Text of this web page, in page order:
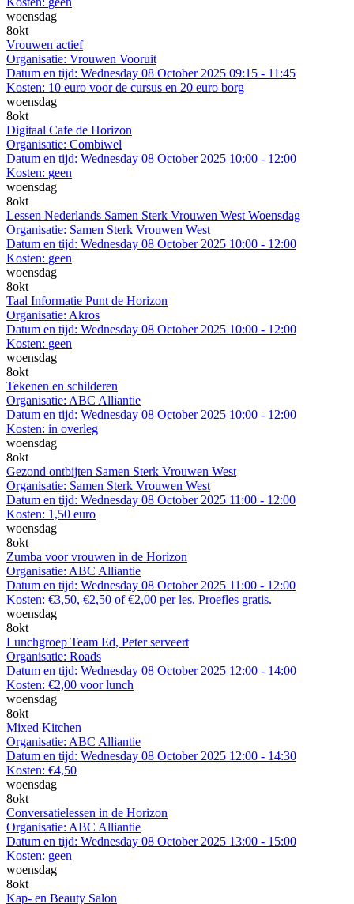
woensdag
8okt
Vrouwen actief
Organisatie: Vrouwen Vooruit
Datum en tijd: Wednesday 08 October 2025 09:15 - 11:45
Kosten: 10 euro voor de cursus en 20 euro borg
woensdag
8okt
Digitaal Cafe de Horizon
Organisatie: Combiwel
Datum en tijd: Wednesday 08 October 2025 10:00 - 12:00
Kosten: geen
woensdag
8okt
Lessen Nederlands Samen Sterk Vrouwen West Woensdag
Organisatie: Samen Sterk Vrouwen West
Datum en tijd: Wednesday 08 October 2025 10:00 - 12:00
Kosten: geen
woensdag
8okt
Taal Informatie Punt de Horizon
Organisatie: Akros
Datum en tijd: Wednesday 08 October 2025 10:00 - 12:00
Kosten: geen
woensdag
8okt
Tekenen en schilderen
Organisatie: ABC Alliantie
Datum en tijd: Wednesday 08 October 2025 10:00 - 12:00
Kosten: in overleg
woensdag
8okt
Gezond ontbijten Samen Sterk Vrouwen West
Organisatie: Samen Sterk Vrouwen West
Datum en tijd: Wednesday 08 October 2025 11:00 - 12:00
Kosten: 1,50 euro
woensdag
8okt
Zumba voor vrouwen in de Horizon
Organisatie: ABC Alliantie
Datum en tijd: Wednesday 08 October 2025 11:00 - 12:00
Kosten: €3,50, €2,50 of €2,00 per les. Proefles gratis.
woensdag
8okt
Lunchgroep Team Ed, Peter serveert
Organisatie: Roads
Datum en tijd: Wednesday 08 October 2025 12:00 - 14:00
Kosten: €2,00 voor lunch
woensdag
8okt
Mixed Kitchen
Organisatie: ABC Alliantie
Datum en tijd: Wednesday 08 October 2025 12:00 - 14:30
Kosten: €4,50
woensdag
8okt
Conversatielessen in de Horizon
Organisatie: ABC Alliantie
Datum en tijd: Wednesday 08 October 2025 13:00 - 15:00
Kosten: geen
woensdag
8okt
Kap- en Beauty Salon